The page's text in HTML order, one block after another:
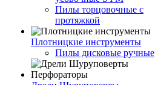
Пилы торцовочные с
протяжкой
Плотницкие инструменты
Пилы дисковые ручные